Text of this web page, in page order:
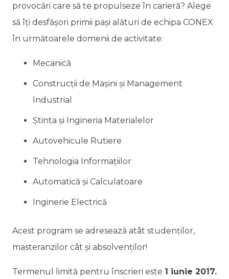
provocări care să te propulseze în carieră? Alege
să îți desfășori primii pași alături de echipa CONEX
în următoarele domenii de activitate:
Mecanică
Construcții de Mașini și Management
Industrial
Știnta și Ingineria Materialelor
Autovehicule Rutiere
Tehnologia Informațiilor
Automatică și Calculatoare
Inginerie Electrică
Acest program se adresează atât studenților,
masteranzilor cât și absolvenților!
Termenul limită pentru înscrieri este 1 iunie 2017.